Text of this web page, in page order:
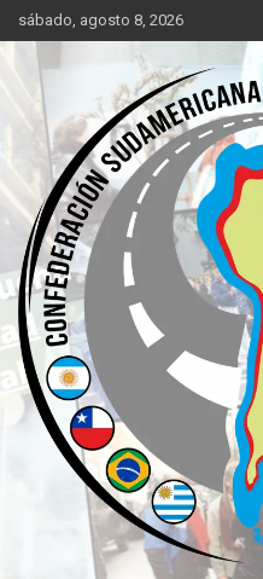
Saltar
al
contenido
sábado, agosto 8, 2026